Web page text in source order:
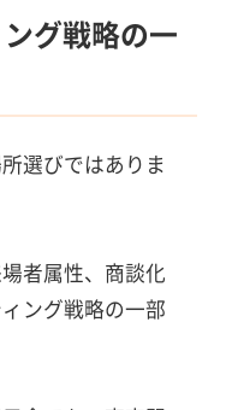
グ戦略の一
選びではありま
者属性、商談化
ング戦略の一部